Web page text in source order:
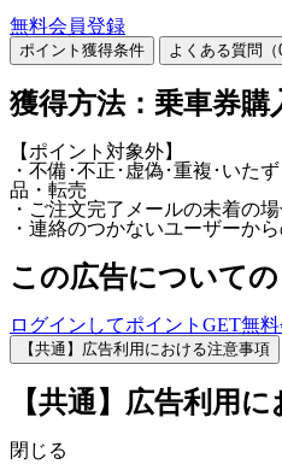
無料会員登録
ポイント獲得条件 よくある質問（
獲得方法：乗車券購
【ポイント対象外】
・不備･不正･虚偽･重複･いた
品・転売
・ご注文完了メールの未着の
・連絡のつかないユーザーか
この広告について
ログインしてポイントGET無
【共通】広告利用における注意事項
【共通】広告利用
閉じる